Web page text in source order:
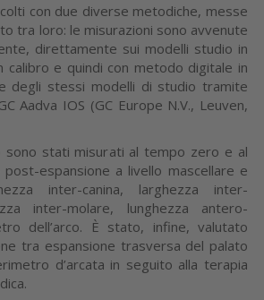
con due diverse metodiche, messe
tra loro: le mi­surazioni sono avvenute
direttamente sui modelli studio in
calibro e quindi con metodo digitale in
degli stessi modelli di studio tramite
Aadva IOS (GC Europe N.V., Leuven,
sono stati misurati al tempo zero e al
espansione a livello ma­scellare e
inter-canina, larghezza inter-
inter-mola­re, lunghezza antero-
dell’arco. È stato, infine, valutato
tra espansione tra­sversa del palato
d’arcata in seguito alla terapia